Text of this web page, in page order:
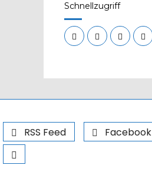
Schnellzugriff
RSS Feed Facebook